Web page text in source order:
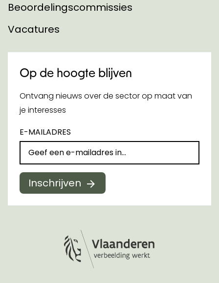
Beoordelingscommissies
Vacatures
Op de hoogte blijven
Ontvang nieuws over de sector op maat van
je interesses
E-MAILADRES
Inschrijven